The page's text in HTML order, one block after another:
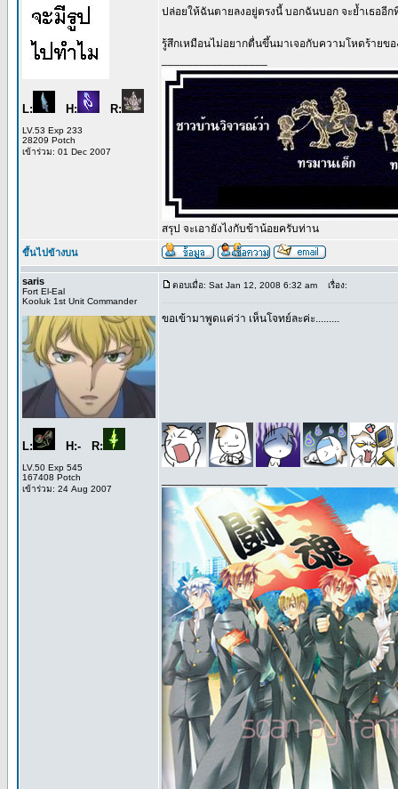
L: H: R:
LV.53 Exp 233
28209 Potch
เข้าร่วม: 01 Dec 2007
ปล่อยให้ฉันตายลงอยู่ตรงนี้ บอกฉันบอก จะย้ำเธออีก
รู้สึกเหมือนไม่อยากตื่นขึ้นมาเจอกับความโหดร้ายขอ
สรุป จะเอายังไงกับข้าน้อยครับท่าน
ขึ้นไปข้างบน
saris
Fort El-Eal
Kooluk 1st Unit Commander
L: H:- R:
LV.50 Exp 545
167408 Potch
เข้าร่วม: 24 Aug 2007
ตอบเมื่อ: Sat Jan 12, 2008 6:32 am เรื่อง:
ขอเข้ามาพูดแค่ว่า เห็นโจทย์ละค่ะ.........